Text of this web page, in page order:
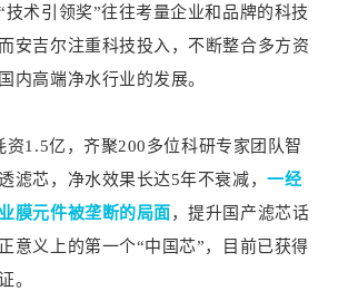
技术引领奖”往往考量企业和品牌的科技
安吉尔注重科技投入，不断整合多方资
内高端净水行业的发展。
资1.5亿，齐聚200多位科研专家团队智
滤芯，净水效果长达5年不衰减，一经
膜元件被垄断的局面 ，提升国产滤芯话
意义上的第一个“中国芯”，目前已获得
。